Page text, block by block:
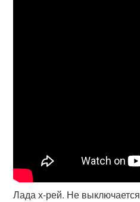
Лада х-рей. Не